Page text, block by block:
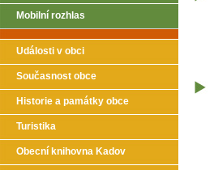
Mobilní rozhlas
Události v obci
Současnost obce
Historie a památky obce
Turistika
Obecní knihovna Kadov